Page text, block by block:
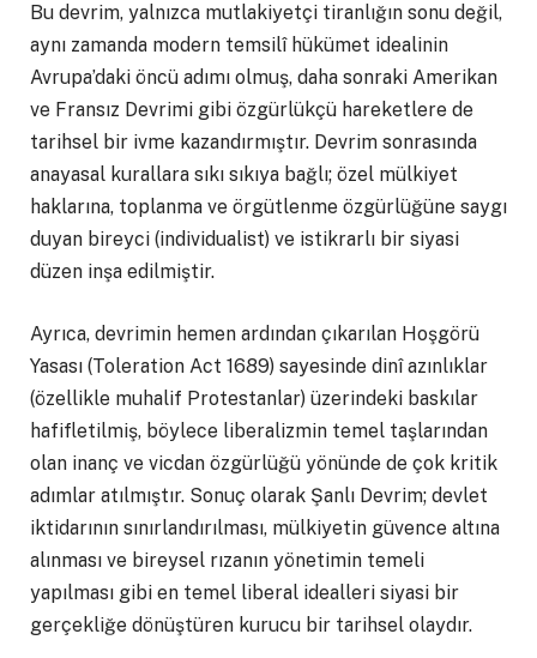
Bu devrim, yalnızca mutlakiyetçi tiranlığın sonu değil,
aynı zamanda modern temsilî hükümet idealinin
Avrupa’daki öncü adımı olmuş, daha sonraki Amerikan
ve Fransız Devrimi gibi özgürlükçü hareketlere de
tarihsel bir ivme kazandırmıştır. Devrim sonrasında
anayasal kurallara sıkı sıkıya bağlı; özel mülkiyet
haklarına, toplanma ve örgütlenme özgürlüğüne saygı
duyan bireyci (individualist) ve istikrarlı bir siyasi
düzen inşa edilmiştir.
Ayrıca, devrimin hemen ardından çıkarılan Hoşgörü
Yasası (Toleration Act 1689) sayesinde dinî azınlıklar
(özellikle muhalif Protestanlar) üzerindeki baskılar
hafifletilmiş, böylece liberalizmin temel taşlarından
olan inanç ve vicdan özgürlüğü yönünde de çok kritik
adımlar atılmıştır. Sonuç olarak Şanlı Devrim; devlet
iktidarının sınırlandırılması, mülkiyetin güvence altına
alınması ve bireysel rızanın yönetimin temeli
yapılması gibi en temel liberal idealleri siyasi bir
gerçekliğe dönüştüren kurucu bir tarihsel olaydır.